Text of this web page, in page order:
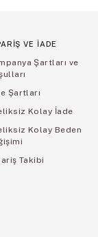
VE İADE
Şartları ve
Şartları
Kolay İade
Kolay Beden
Takibi